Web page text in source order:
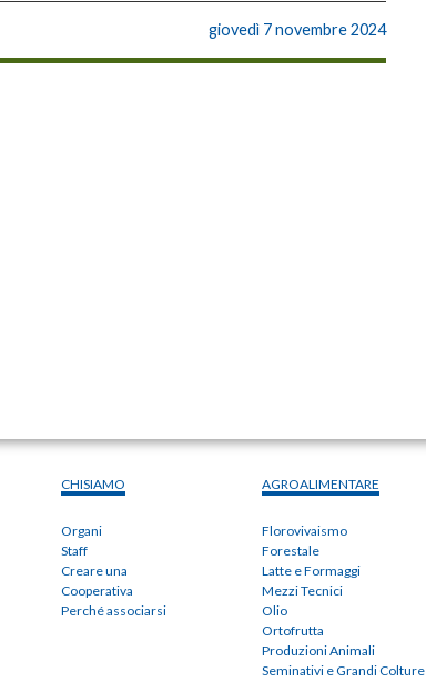
giovedì 7 novembre 2024
CHISIAMO
Organi
Staff
Creare una
Cooperativa
Perché associarsi
AGROALIMENTARE
Florovivaismo
Forestale
Latte e Formaggi
Mezzi Tecnici
Olio
Ortofrutta
Produzioni Animali
Seminativi e Grandi Colture